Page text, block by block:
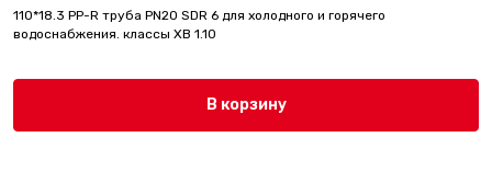
110*18.3 PP-R труба PN20 SDR 6 для холодного и горячего
водоснабжения. классы ХВ 1.10
В корзину